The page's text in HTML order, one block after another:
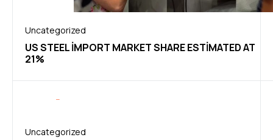
Uncategorized
US STEEL IMPORT MARKET SHARE ESTIMATED AT
21%
Uncategorized